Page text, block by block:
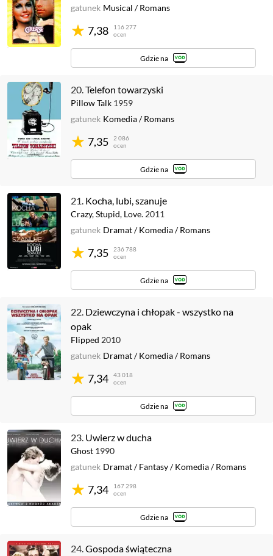
7,38
116 277
ocen
gatunek Musical /Romans
Gdzie na
20.Telefon towarzyski
Pillow Talk 1959
7,35
2 086
ocen
gatunek Komedia/Romans
Gdzie na
21. Kocha, lubi, szanuje
Crazy, Stupid, Love. 2011
7,35
236 788
ocen
gatunek Dramat/Komedia/Romans
Gdzie na
22. Dziewczyna i chłopak - wszystko na
opak
Flipped 2010
7,34
43 018
ocen
gatunek Dramat/Komedia/Romans
Gdzie na
23. Uwierz w ducha
Ghost 1990
7,34
167 298
ocen
gatunek Dramat/Fantasy/Komedia/Romans
Gdzie na
24.Gospoda świąteczna